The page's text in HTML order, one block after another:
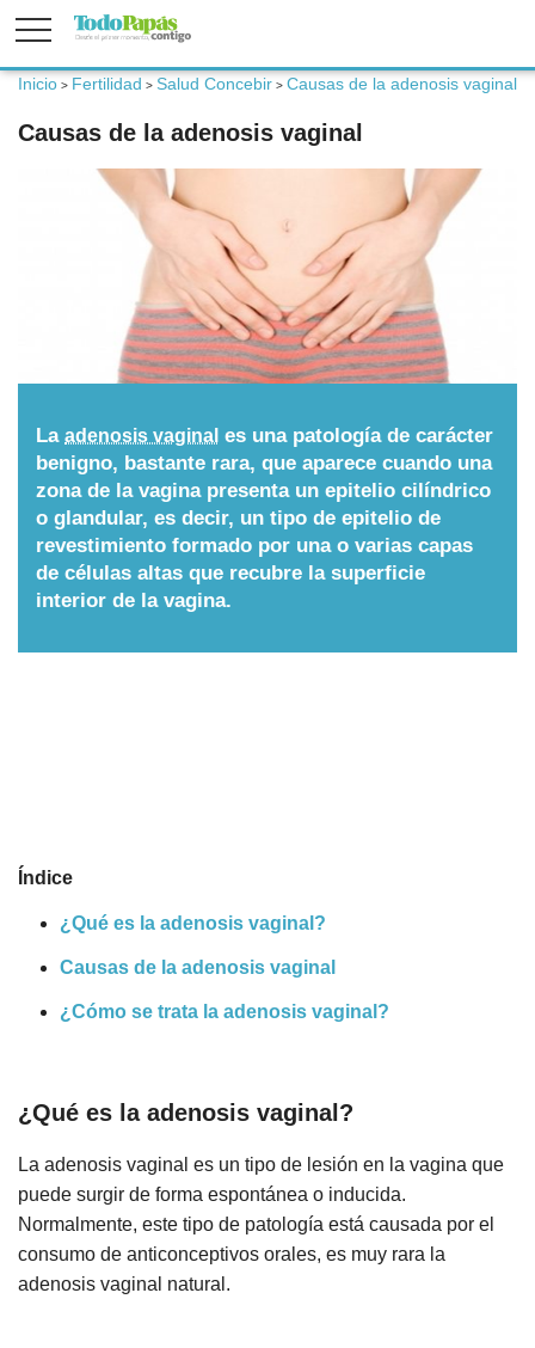
Embarazo
Calculadoras
Nombres
Cuentos
Inicio > Fertilidad > Salud Concebir > Causas de la adenosis vaginal
Causas de la adenosis vaginal
La adenosis vaginal es una patología de carácter
benigno, bastante rara, que aparece cuando una
zona de la vagina presenta un epitelio cilíndrico
o glandular, es decir, un tipo de epitelio de
revestimiento formado por una o varias capas
de células altas que recubre la superficie
interior de la vagina.
Índice
¿Qué es la adenosis vaginal?
Causas de la adenosis vaginal
¿Cómo se trata la adenosis vaginal?
¿Qué es la adenosis vaginal?
La adenosis vaginal es un tipo de lesión en la vagina que
puede surgir de forma espontánea o inducida.
Normalmente, este tipo de patología está causada por el
consumo de anticonceptivos orales, es muy rara la
adenosis vaginal natural.